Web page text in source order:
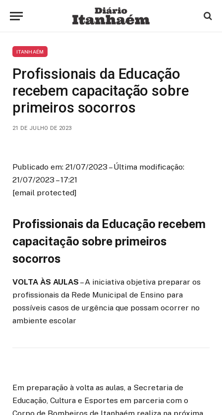
ITANHAÉM
Profissionais da Educação
recebem capacitação sobre
primeiros socorros
21 DE JULHO DE 2023
Publicado em: 21/07/2023 – Última modificação:
21/07/2023 – 17:21
[email protected]
Profissionais da Educação recebem
capacitação sobre primeiros
socorros
VOLTA ÀS AULAS – A iniciativa objetiva preparar os
profissionais da Rede Municipal de Ensino para
possíveis casos de urgência que possam ocorrer no
ambiente escolar
Em preparação à volta as aulas, a Secretaria de
Educação, Cultura e Esportes em parceria com o